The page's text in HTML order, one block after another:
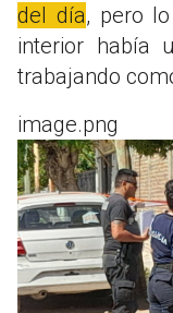
del día, pero
interior había
trabajando
image.png